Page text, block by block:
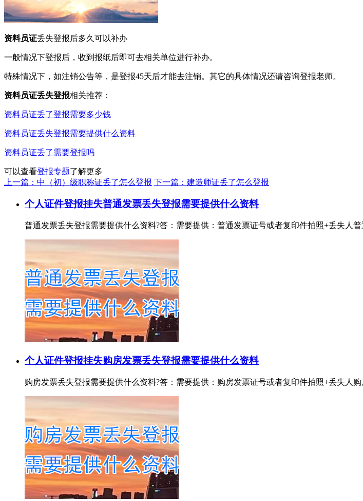
资料员证丢失登报后多久可以补办
一般情况下登报后，收到报纸后即可去相关单位进行补办。
特殊情况下，如注销公告等，是登报45天后才能去注销。其它的具体情况还请咨询登报老师。
资料员证丢失登报相关推荐：
资料员证丢了登报需要多少钱
资料员证丢失登报需要提供什么资料
资料员证丢了需要登报吗
可以查看登报专题了解更多
上一篇：中（初）级职称证丢了怎么登报 下一篇：建造师证丢了怎么登报
个人证件登报挂失普通发票丢失登报需要提供什么资料
普通发票丢失登报需要提供什么资料?答：需要提供：普通发票证号或者复印件拍照+丢失人
个人证件登报挂失购房发票丢失登报需要提供什么资料
购房发票丢失登报需要提供什么资料?答：需要提供：购房发票证号或者复印件拍照+丢失人